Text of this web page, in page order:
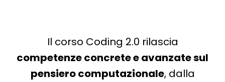
Il corso Coding 2.0 rilascia
competenze concrete e avanzate sul
pensiero computazionale, dalla